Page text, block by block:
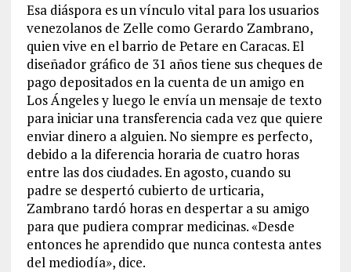
Esa diáspora es un vínculo vital para los usuarios
venezolanos de Zelle como Gerardo Zambrano,
quien vive en el barrio de Petare en Caracas. El
diseñador gráfico de 31 años tiene sus cheques de
pago depositados en la cuenta de un amigo en
Los Ángeles y luego le envía un mensaje de texto
para iniciar una transferencia cada vez que quiere
enviar dinero a alguien. No siempre es perfecto,
debido a la diferencia horaria de cuatro horas
entre las dos ciudades. En agosto, cuando su
padre se despertó cubierto de urticaria,
Zambrano tardó horas en despertar a su amigo
para que pudiera comprar medicinas. «Desde
entonces he aprendido que nunca contesta antes
del mediodía», dice.